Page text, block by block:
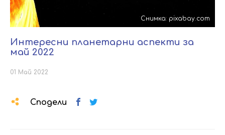
Снимка: pixabay.com
Интересни планетарни аспекти за
май 2022
01 Май 2022
Сподели